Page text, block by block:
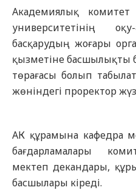
Академиялық
университетінің
басқарудың жоғары
қызметіне басшылықты
төрағасы болып
жөніндегі проректор
АК құрамына кафедра
бағдарламалары
мектеп декандары,
басшылары кіреді.